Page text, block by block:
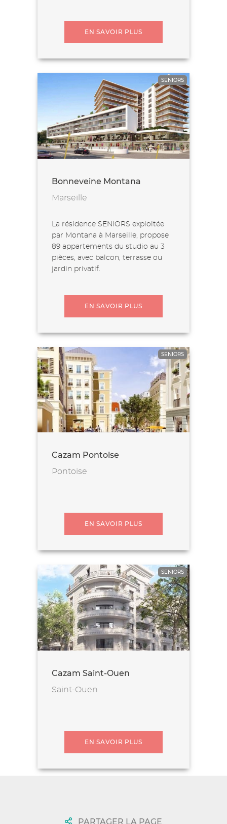
EN SAVOIR PLUS
SENIORS
Bonneveine Montana
Marseille
La résidence SENIORS exploitée
par Montana à Marseille, propose
89 appartements du studio au 3
pièces, avec balcon, terrasse ou
jardin privatif.
EN SAVOIR PLUS
SENIORS
Cazam Pontoise
Pontoise
EN SAVOIR PLUS
SENIORS
Cazam Saint-Ouen
Saint-Ouen
EN SAVOIR PLUS
PARTAGER LA PAGE